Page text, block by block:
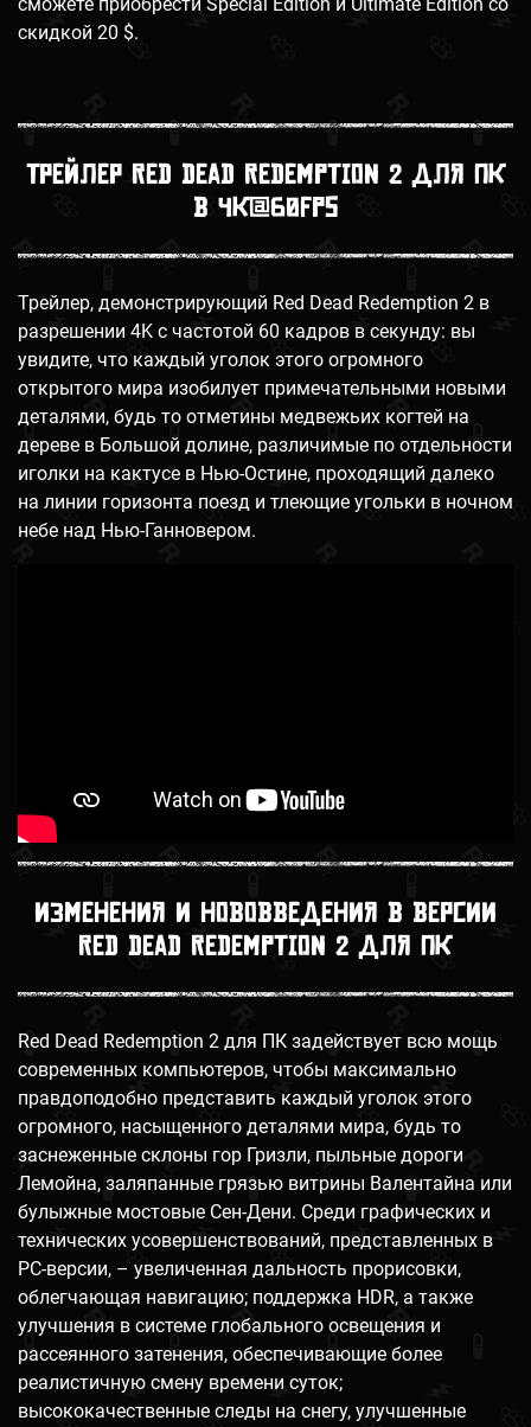
скидкой 20 $.
Трейлер Red Dead Redemption 2 для ПК
в 4К@60fps
Трейлер, демонстрирующий Red Dead Redemption 2 в
разрешении 4K с частотой 60 кадров в секунду: вы
увидите, что каждый уголок этого огромного
открытого мира изобилует примечательными новыми
деталями, будь то отметины медвежьих когтей на
дереве в Большой долине, различимые по отдельности
иголки на кактусе в Нью-Остине, проходящий далеко
на линии горизонта поезд и тлеющие угольки в ночном
небе над Нью-Ганновером.
Изменения и нововведения в версии
Red Dead Redemption 2 для ПК
Red Dead Redemption 2 для ПК задействует всю мощь
современных компьютеров, чтобы максимально
правдоподобно представить каждый уголок этого
огромного, насыщенного деталями мира, будь то
заснеженные склоны гор Гризли, пыльные дороги
Лемойна, заляпанные грязью витрины Валентайна или
булыжные мостовые Сен-Дени. Среди графических и
технических усовершенствований, представленных в
PC-версии, – увеличенная дальность прорисовки,
облегчающая навигацию; поддержка HDR, а также
улучшения в системе глобального освещения и
рассеянного затенения, обеспечивающие более
реалистичную смену времени суток;
высококачественные следы на снегу, улучшенные